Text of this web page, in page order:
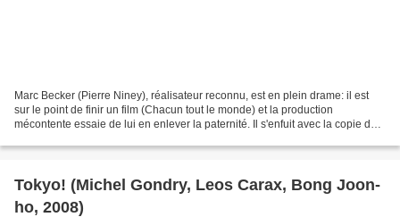
Marc Becker (Pierre Niney), réalisateur reconnu, est en plein drame: il est
sur le point de finir un film (Chacun tout le monde) et la production
mécontente essaie de lui en enlever la paternité. Il s'enfuit avec la copie de
Tokyo! (Michel Gondry, Leos Carax, Bong Joon-
ho, 2008)